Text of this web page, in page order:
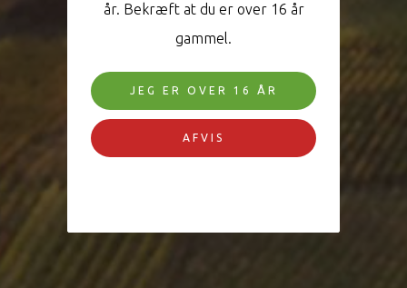
år. Bekræft at du er over 16 år
gammel.
JEG ER OVER 16 ÅR
AFVIS